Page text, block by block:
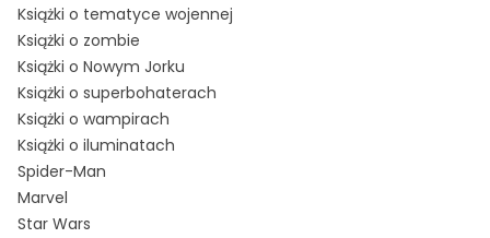
Książki o tematyce wojennej
Książki o zombie
Książki o Nowym Jorku
Książki o superbohaterach
Książki o wampirach
Książki o iluminatach
Spider-Man
Marvel
Star Wars